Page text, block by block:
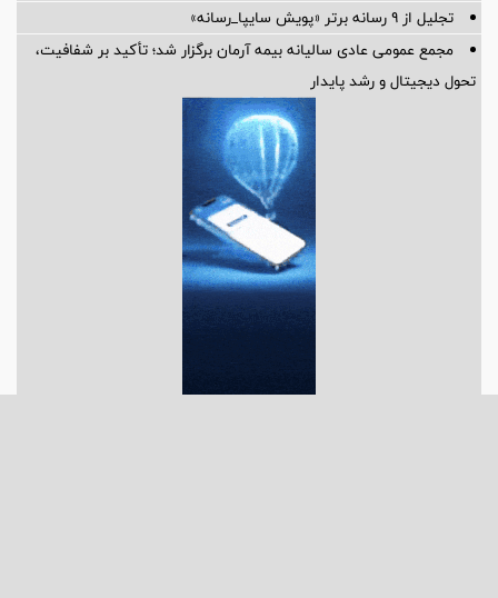
تجلیل از ۹ رسانه برتر «پویش سایپا_رسانه»
مجمع عمومی عادی سالیانه بیمه آرمان برگزار شد؛ تأکید بر شفافیت،
تحول دیجیتال و رشد پایدار